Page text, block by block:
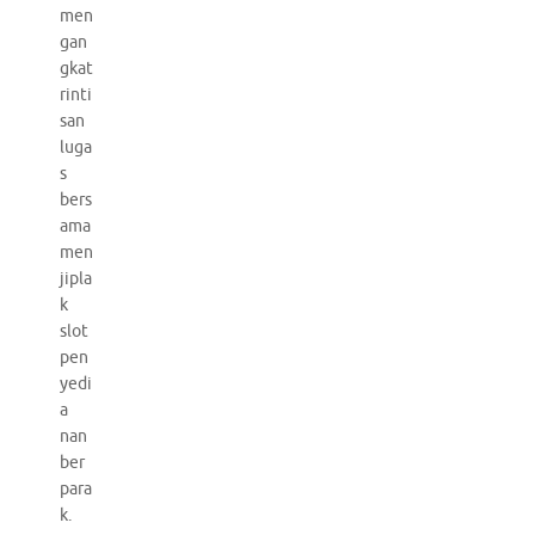
men
gan
gkat
rinti
san
luga
s
bers
ama
men
jipla
k
slot
pen
yedi
a
nan
ber
para
k.